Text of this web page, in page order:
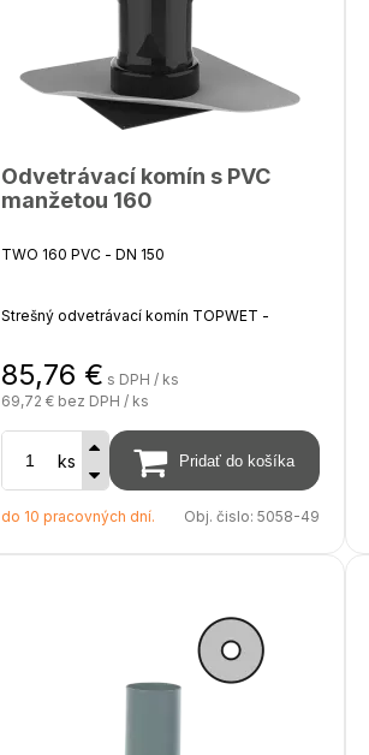
Odvetrávací komín s PVC
manžetou 160
TWO 160 PVC - DN 150
Strešný odvetrávací komín TOPWET -
predĺženia až do 2000 mm
85,76 € s DPH / ks
69,72 € bez DPH / ks
ks
do 10 pracovných dní. Obj. čislo: 5058-49